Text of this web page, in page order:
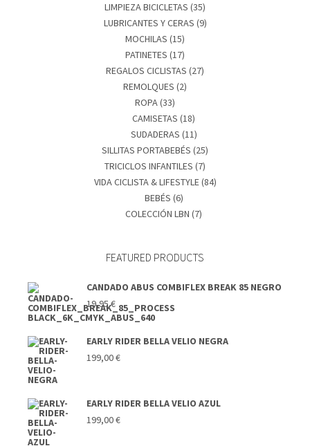
LIMPIEZA BICICLETAS (35)
LUBRICANTES Y CERAS (9)
MOCHILAS (15)
PATINETES (17)
REGALOS CICLISTAS (27)
REMOLQUES (2)
ROPA(33)
CAMISETAS (18)
SUDADERAS (11)
SILLITAS PORTABEBÉS (25)
TRICICLOS INFANTILES (7)
VIDA CICLISTA & LIFESTYLE(84)
BEBÉS (6)
COLECCIÓN LBN (7)
FEATURED PRODUCTS
CANDADO ABUS COMBIFLEX BREAK 85 NEGRO
19,95€
EARLY RIDER BELLA VELIO NEGRA
199,00€
EARLY RIDER BELLA VELIO AZUL
199,00€